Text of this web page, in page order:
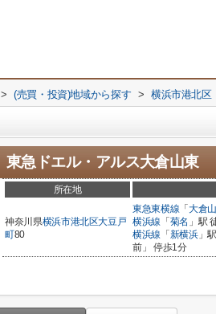
> (売買・投資)地域から探す > 横浜市港北区
東急ドエル・アルス大倉山東
所在地
神奈川県横浜市港北区大豆戸
町80
東急東横線 「 大倉山
横浜線 「 菊名 」駅
横浜線 「 新横浜」
前」 停歩1分